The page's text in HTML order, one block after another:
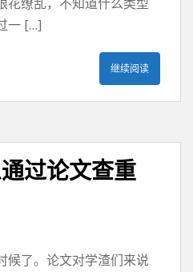
一 […]
继续阅读
过论文查重
候了。论文对学渣们来说